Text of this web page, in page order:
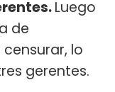
Luego
de
lo
gerentes.